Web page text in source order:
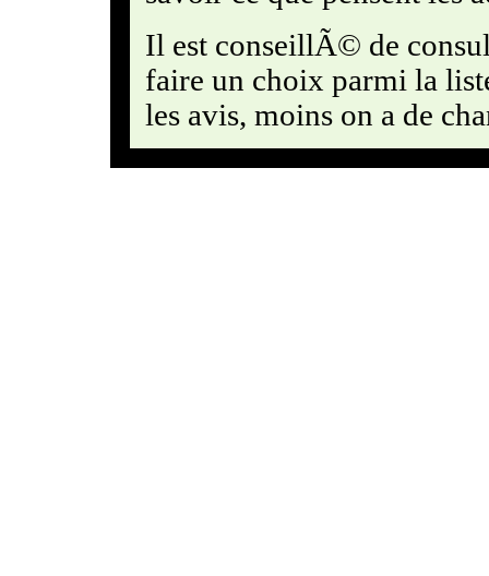
Il est conseillÃ© de
faire un choix parmi la
les avis, moins on a de